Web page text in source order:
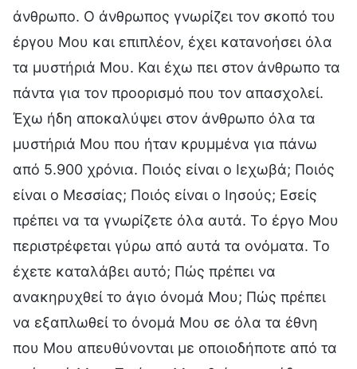
άνθρωπο. Ο άνθρωπος γνωρίζει τον σκοπό του
έργου Μου και επιπλέον, έχει κατανοήσει όλα
τα μυστήριά Μου. Και έχω πει στον άνθρωπο τα
πάντα για τον προορισμό που τον απασχολεί.
Έχω ήδη αποκαλύψει στον άνθρωπο όλα τα
μυστήριά Μου που ήταν κρυμμένα για πάνω
από 5.900 χρόνια. Ποιός είναι ο Ιεχωβά; Ποιός
είναι ο Μεσσίας; Ποιός είναι ο Ιησούς; Εσείς
πρέπει να τα γνωρίζετε όλα αυτά. Το έργο Μου
περιστρέφεται γύρω από αυτά τα ονόματα. Το
έχετε καταλάβει αυτό; Πώς πρέπει να
ανακηρυχθεί το άγιο όνομά Μου; Πώς πρέπει
να εξαπλωθεί το όνομά Μου σε όλα τα έθνη
που Μου απευθύνονται με οποιοδήποτε από τα